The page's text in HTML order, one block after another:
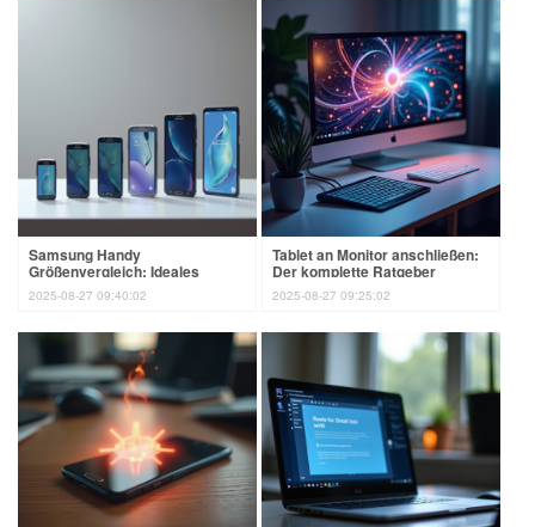
Samsung Handy
Größenvergleich: Ideales
Modell finden
2025-08-27 09:40:02
Tablet an Monitor anschließen:
Der komplette Ratgeber
2025-08-27 09:25:02